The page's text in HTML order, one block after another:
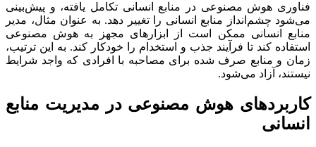
فناوری هوش مصنوعی در منابع انسانی تکامل یافته، و پیش‌بینی
می‌شود چشم‎‌انداز منابع انسانی را تغییر دهد. به عنوان مثال، مدیر
منابع انسانی ممکن است از ابزارهای مجهز به هوش مصنوعی
استفاده کند تا فرآیند جذب و استخدام را خودکار کند. به این ترتیب،
زمان و منابع صرف شده برای مصاحبه با افرادی که واجد شرایط
نیستند، آزاد می‌شود.
کاربردهای هوش مصنوعی در مدیریت منابع
انسانی